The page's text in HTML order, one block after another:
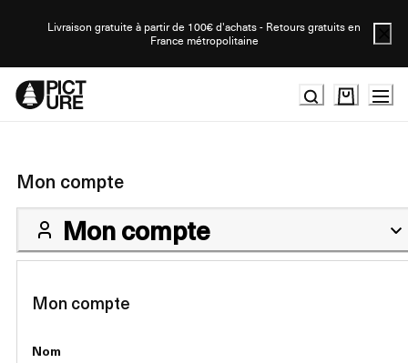
Livraison gratuite à partir de 100€ d'achats - Retours gratuits en
France métropolitaine
Mon compte
Mon compte
Mon compte
Nom